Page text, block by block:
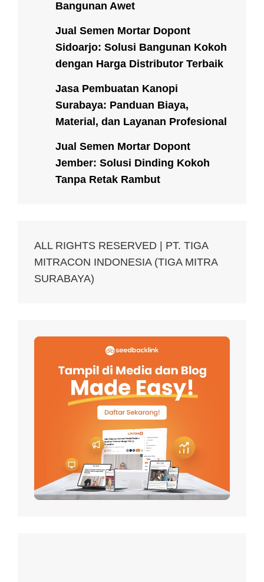
Bangunan Awet
Jual Semen Mortar Dopont
Sidoarjo: Solusi Bangunan Kokoh
dengan Harga Distributor Terbaik
Jasa Pembuatan Kanopi
Surabaya: Panduan Biaya,
Material, dan Layanan Profesional
Jual Semen Mortar Dopont
Jember: Solusi Dinding Kokoh
Tanpa Retak Rambut
ALL RIGHTS RESERVED | PT. TIGA
MITRACON INDONESIA (TIGA MITRA
SURABAYA)